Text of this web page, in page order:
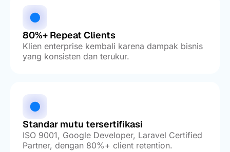
80%+ Repeat Clients
Klien enterprise kembali karena dampak bisnis
yang konsisten dan terukur.
Standar mutu tersertifikasi
ISO 9001, Google Developer, Laravel Certified
Partner, dengan 80%+ client retention.